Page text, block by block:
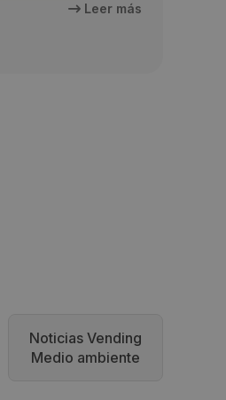
Leer más
Noticias Vending
Medio ambiente